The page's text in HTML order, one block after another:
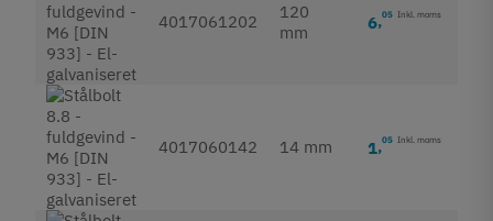
4017061202
120
mm
6,05 Inkl. moms
4017060142 14 mm 1,05 Inkl. moms